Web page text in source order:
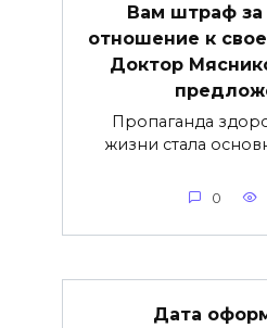
Вам штраф за
отношение к
Доктор
Пропаганда
жизни стала
0
Дата